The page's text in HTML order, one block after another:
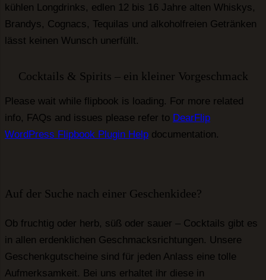
Feld aus.
Mail-Adresse ein.
Feld aus.
Feld aus.
gespeichert werden.
reservieren
kühlen Longdrinks, edlen 12 bis 16 Jahre alten Whiskys,
Brandys, Cognacs, Tequilas und alkoholfreien Getränken
lässt keinen Wunsch unerfüllt.
Cocktails & Spirits – ein kleiner Vorgeschmack
Please wait while flipbook is loading. For more related
info, FAQs and issues please refer to DearFlip
WordPress Flipbook Plugin Help documentation.
Auf der Suche nach einer Geschenkidee?
Ob fruchtig oder herb, süß oder sauer – Cocktails gibt es
in allen erdenklichen Geschmacksrichtungen. Unsere
Geschenkgutscheine sind für jeden Anlass eine tolle
Aufmerksamkeit. Bei uns erhaltet ihr diese in